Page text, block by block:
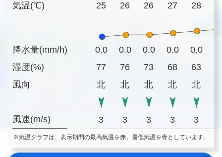
気温(℃)
降水量(mm/h)
湿度(%)
風向
風速(m/s)
25 26 26 27 28
0.0 0.0 0.0 0.0 0.0
77
76 73 68 63
北
北 北 北 北
3 3 3 3 3
※気温グラフは、表示期間の最高気温を赤、最低気温を青としています。